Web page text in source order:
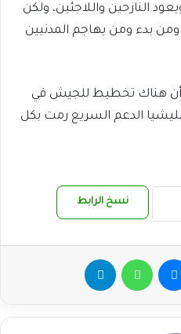
النازحين واللاجئين، ولكن
بدء ومن يهاجم المدنيين
أن هناك تخطيط للجيش في
الدعم السريع رمت بكل
نسخ الرابط
ماسنجر واتساب